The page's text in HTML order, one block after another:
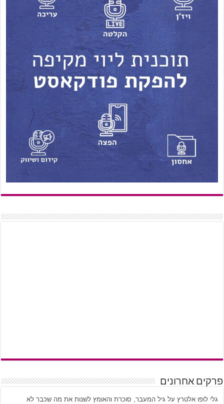
פרקים אחרונים
גלי לופו אלטרץ על גיל המעבר, סוכרת והאומץ לשנות את מה שכבר לא